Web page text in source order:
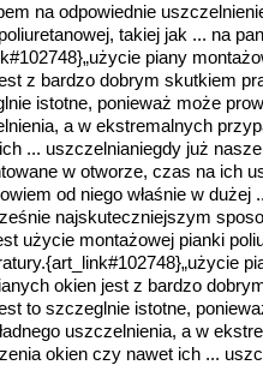
na odpowiednie
takiej jak ... na
piany
z bardzo dobrym skutkiem
istotne, ponieważ może
a w ekstremalnych
... uszczelnianiegdy już
w otworze, czas na ich
od niego właśnie w dużej
najskuteczniejszym
użycie montażowej pianki
okien jest z bardzo
to szczeglnie istotne,
uszczelnienia, a w
okien czy nawet ich ...